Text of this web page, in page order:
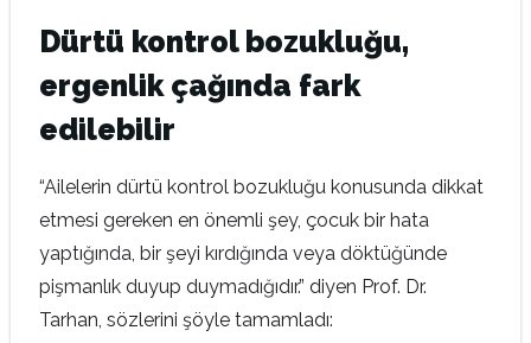
Dürtü kontrol bozukluğu,
ergenlik çağında fark
edilebilir
“Ailelerin dürtü kontrol bozukluğu konusunda dikkat
etmesi gereken en önemli şey, çocuk bir hata
yaptığında, bir şeyi kırdığında veya döktüğünde
pişmanlık duyup duymadığıdır.” diyen Prof. Dr.
Tarhan, sözlerini şöyle tamamladı: